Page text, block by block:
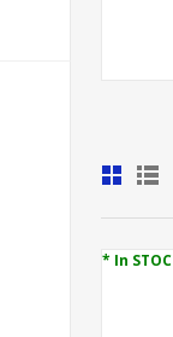
* In STOC